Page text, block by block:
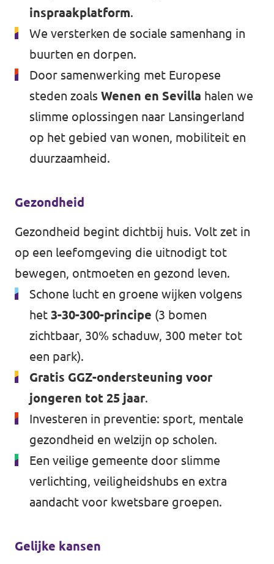
inspraakplatform.
We versterken de sociale samenhang in
buurten en dorpen.
Door samenwerking met Europese
steden zoals Wenen en Sevilla halen we
slimme oplossingen naar Lansingerland
op het gebied van wonen, mobiliteit en
duurzaamheid.
Gezondheid
Gezondheid begint dichtbij huis. Volt zet in
op een leefomgeving die uitnodigt tot
bewegen, ontmoeten en gezond leven.
Schone lucht en groene wijken volgens
het 3-30-300-principe (3 bomen
zichtbaar, 30% schaduw, 300 meter tot
een park).
Gratis GGZ-ondersteuning voor
jongeren tot 25 jaar.
Investeren in preventie: sport, mentale
gezondheid en welzijn op scholen.
Een veilige gemeente door slimme
verlichting, veiligheidshubs en extra
aandacht voor kwetsbare groepen.
Gelijke kansen